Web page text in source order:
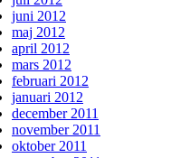
juni 2012
maj 2012
april 2012
mars 2012
februari 2012
januari 2012
december 2011
november 2011
oktober 2011